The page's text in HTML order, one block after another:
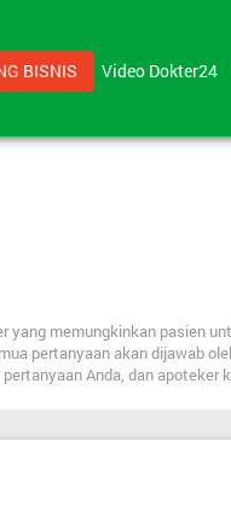
BISNIS Video Dokter24
yang memungkinkan pasien
pertanyaan akan dijawab
Anda, dan apoteker